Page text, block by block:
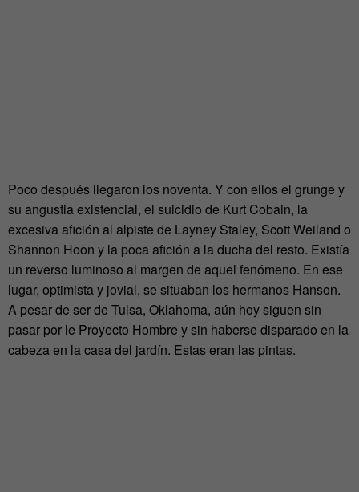
Poco después llegaron los noventa. Y con ellos el grunge y
su angustia existencial, el suicidio de Kurt Cobain, la
excesiva afición al alpiste de Layney Staley, Scott Weiland o
Shannon Hoon y la poca afición a la ducha del resto. Existía
un reverso luminoso al margen de aquel fenómeno. En ese
lugar, optimista y jovial, se situaban los hermanos Hanson.
A pesar de ser de Tulsa, Oklahoma, aún hoy siguen sin
pasar por le Proyecto Hombre y sin haberse disparado en la
cabeza en la casa del jardín. Estas eran las pintas.